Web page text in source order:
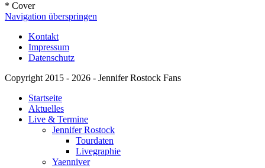
* Cover
Navigation überspringen
Kontakt
Impressum
Datenschutz
Copyright 2015 - 2026 - Jennifer Rostock Fans
Startseite
Aktuelles
Live & Termine
Jennifer Rostock
Tourdaten
Livegraphie
Yaenniver